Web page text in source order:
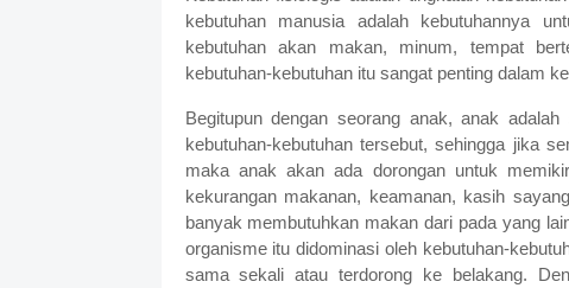
kebutuhan manusia adalah kebutuhannya
kebutuhan akan makan, minum, tempat
kebutuhan-kebutuhan itu sangat penting dalam
Begitupun dengan seorang anak, anak
kebutuhan-kebutuhan tersebut, sehingga jika
maka anak akan ada dorongan untuk
kekurangan makanan, keamanan, kasih
banyak membutuhkan makan dari pada yang
organisme itu didominasi oleh kebutuhan-
sama sekali atau terdorong ke belakang.